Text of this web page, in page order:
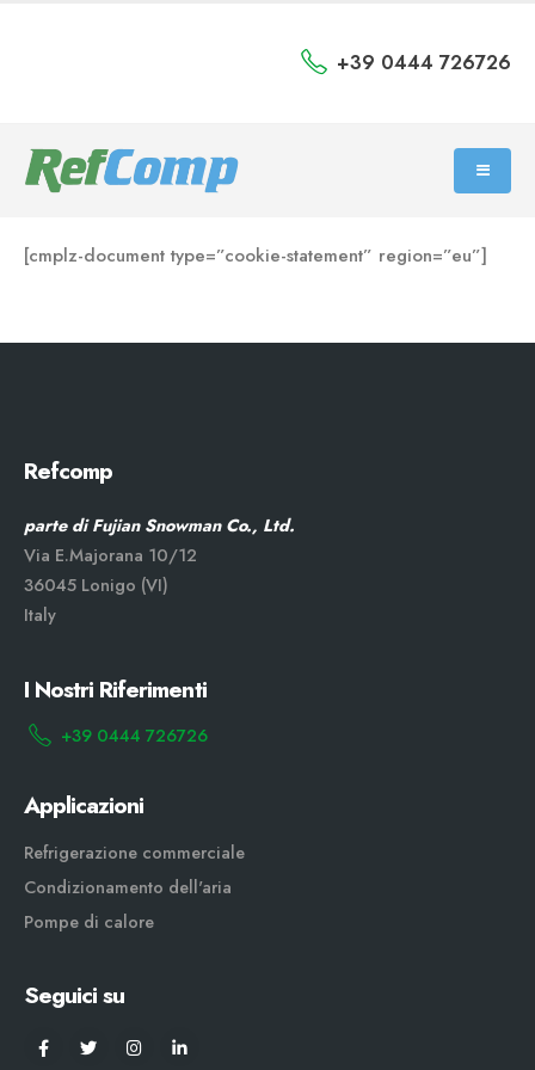
+39 0444 726726
[cmplz-document type=”cookie-statement” region=”eu”]
Refcomp
parte di Fujian Snowman Co., Ltd.
Via E.Majorana 10/12
36045 Lonigo (VI)
Italy
I Nostri Riferimenti
+39 0444 726726
Applicazioni
Refrigerazione commerciale
Condizionamento dell'aria
Pompe di calore
Seguici su